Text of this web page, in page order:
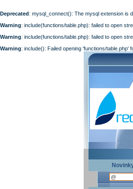
Deprecated: mysql_connect(): The mysql extension is
Warning: include(functions/table.php): failed to open
Warning: include(functions/table.php): failed to open
Warning: include(): Failed opening 'functions/table.php'